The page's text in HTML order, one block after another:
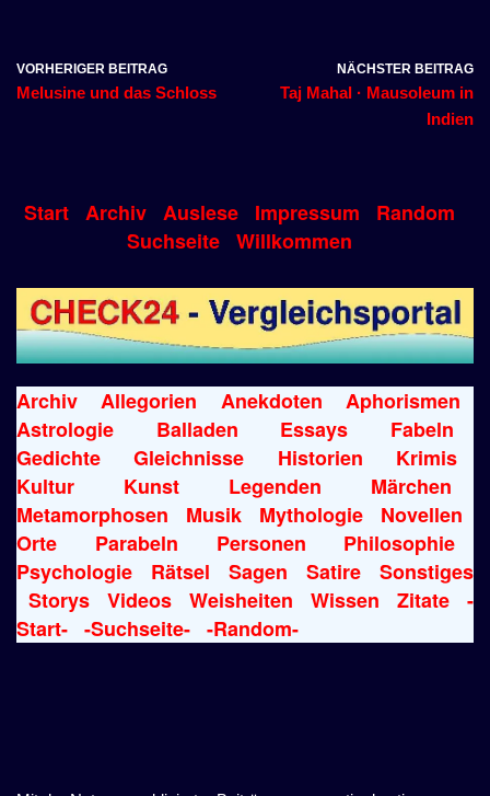
VORHERIGER BEITRAG
Melusine und das Schloss
NÄCHSTER BEITRAG
Taj Mahal · Mausoleum in
Indien
Start Archiv Auslese Impressum
Random
Suchseite Willkommen
Archiv Allegorien Anekdoten
Aphorismen
Astrologie
Balladen Essays
Fabeln
Gedichte
Gleichnisse Historien
Krimis
Kultur
Kunst Legenden
Märchen
Metamorphosen
Musik Mythologie
Novellen
Orte
Parabeln Personen
Philosophie
Psychologie
Rätsel Sagen Satire
Sonstiges
Storys
Videos Weisheiten Wissen Zitate
-
Start- -Suchseite- -Random-